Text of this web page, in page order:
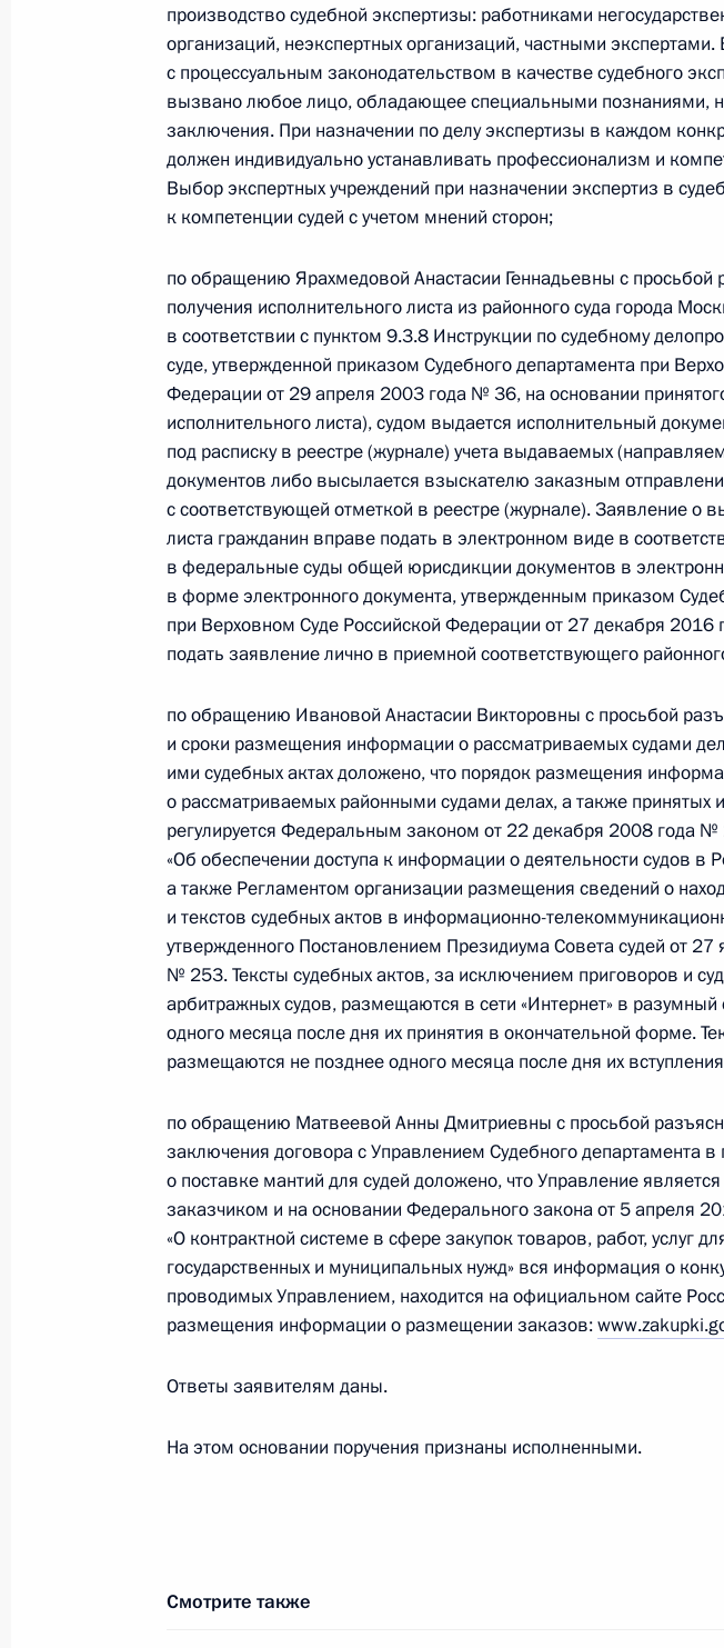
5 мая 2022 года, четверг
Исполнены поручения, данные по результатам личного
по поручению Президента Российской Федерации
начальника Управления Судебного департамента в городе
Игнащенко в Приёмной Президента Российской Федерации
в Москве 6 апреля 2022 года
5 мая 2022 года, 18:08
19 апреля 2022 года, вторник
Исполнено поручение (меры приняты), данное по итогам
видео-конференц-связи жительницы Московской области,
по поручению Президента Российской Федерации
Президента Российской Федерации по развитию
коммуникационных технологий и инфраструктуры связи
в Приёмной Президента Российской Федерации по приёму
19 марта 2021 года
19 апреля 2022 года, 22:40
12 апреля 2022 года, вторник
О ходе исполнения поручения, данного по итогам личного
конференц-связи жительницы Московской области,
Президента Российской Федерации начальником
Российской Федерации по развитию информационно-
технологий и инфраструктуры связи Татьяной Матвеевой в
Российской Федерации по приёму граждан в Москве 19
12 апреля 2022 года, 21:58
6 апреля 2022 года, среда
6 апреля 2022 года по поручению Президента Российской
исполняющий обязанности начальника Управления
в городе Москве Егор Игнащенко провел в Приёмной
Федерации по приёму граждан в Москве личный приём
на транспорте Министерства внутренних дел Российской
14 января 2022 года, 20:24
производство судебной экспертизы: работниками
организаций, неэкспертных организаций, частными экспертами.
с процессуальным законодательством в качестве судебного
вызвано любое лицо, обладающее специальными познаниями,
заключения. При назначении по делу экспертизы в каждом
должен индивидуально устанавливать профессионализм и
Выбор экспертных учреждений при назначении экспертиз в
к компетенции судей с учетом мнений сторон;
по обращению Ярахмедовой Анастасии Геннадьевны с просьбой
получения исполнительного листа из районного суда города
в соответствии с пунктом 9.3.8 Инструкции по судебному
суде, утвержденной приказом Судебного департамента при
Федерации от 29 апреля 2003 года № 36, на основании
исполнительного листа), судом выдается исполнительный
под расписку в реестре (журнале) учета выдаваемых
документов либо высылается взыскателю заказным
с соответствующей отметкой в реестре (журнале). Заявление о
листа гражданин вправе подать в электронном виде в
в федеральные суды общей юрисдикции документов в
в форме электронного документа, утвержденным приказом
при Верховном Суде Российской Федерации от 27 декабря
подать заявление лично в приемной соответствующего
по обращению Ивановой Анастасии Викторовны с просьбой
и сроки размещения информации о рассматриваемых судами
ими судебных актах доложено, что порядок размещения
о рассматриваемых районными судами делах, а также принятых
регулируется Федеральным законом от 22 декабря 2008 года
«Об обеспечении доступа к информации о деятельности судов в
а также Регламентом организации размещения сведений о
и текстов судебных актов в информационно-
утвержденного Постановлением Президиума Совета судей от 27
№ 253. Тексты судебных актов, за исключением приговоров и
арбитражных судов, размещаются в сети «Интернет» в разумный
одного месяца после дня их принятия в окончательной форме.
размещаются не позднее одного месяца после дня их
по обращению Матвеевой Анны Дмитриевны с просьбой
заключения договора с Управлением Судебного департамента
о поставке мантий для судей доложено, что Управление
заказчиком и на основании Федерального закона от 5 апреля
«О контрактной системе в сфере закупок товаров, работ, услуг
государственных и муниципальных нужд» вся информация о
проводимых Управлением, находится на официальном сайте
размещения информации о размещении заказов:
Ответы заявителям даны.
На этом основании поручения признаны исполненными.
Смотрите также